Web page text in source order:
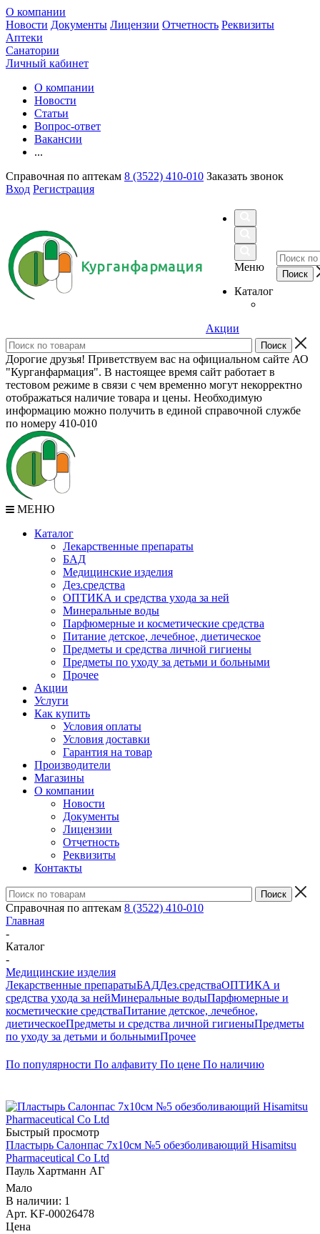
О компании
Новости Документы Лицензии Отчетность Реквизиты
Аптеки
Санатории
Личный кабинет
О компании
Новости
Статьи
Вопрос-ответ
Вакансии
...
Справочная по аптекам 8 (3522) 410-010 Заказать звонок
Вход Регистрация
Курганфармация
Меню
Каталог
Акции
Дорогие друзья! Приветствуем вас на официальном сайте АО
"Курганфармация". В настоящее время сайт работает в
тестовом режиме в связи с чем временно могут некорректно
отображаться наличие товара и цены. Необходимую
информацию можно получить в единой справочной службе
по номеру 410-010
МЕНЮ
Каталог
Лекарственные препараты
БАД
Медицинские изделия
Дез.средства
ОПТИКА и средства ухода за ней
Минеральные воды
Парфюмерные и косметические средства
Питание детское, лечебное, диетическое
Предметы и средства личной гигиены
Предметы по уходу за детьми и больными
Прочее
Акции
Услуги
Как купить
Условия оплаты
Условия доставки
Гарантия на товар
Производители
Магазины
О компании
Новости
Документы
Лицензии
Отчетность
Реквизиты
Контакты
Справочная по аптекам 8 (3522) 410-010
Главная
-
Каталог
-
Медицинские изделия
Лекарственные препаратыБАДДез.средстваОПТИКА и
средства ухода за нейМинеральные водыПарфюмерные и
косметические средстваПитание детское, лечебное,
диетическоеПредметы и средства личной гигиеныПредметы
по уходу за детьми и больнымиПрочее
По популярности По алфавиту По цене По наличию
Быстрый просмотр
Пластырь Салонпас 7х10см №5 обезболивающий Hisamitsu
Pharmaceutical Co Ltd
Пауль Хартманн AГ
Мало
В наличии: 1
Арт. KF-00026478
Цена